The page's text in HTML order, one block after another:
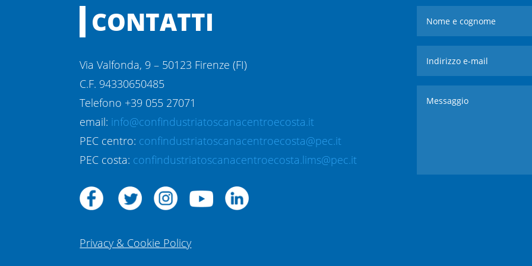
CONTATTI
Via Valfonda, 9 – 50123 Firenze (FI)
C.F. 94330650485
Telefono +39 055 27071
email: info@confindustriatoscanacentroecosta.it
PEC centro: confindustriatoscanacentroecosta@pec.it
PEC costa: confindustriatoscanacentroecosta.lims@pec.it
Privacy & Cookie Policy